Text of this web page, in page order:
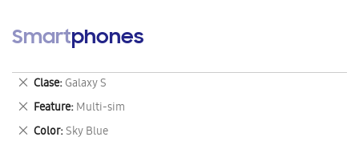
Smartphones
Clase Galaxy S
Eliminar
este
artículo
Feature Multi-sim
Eliminar
este
Color Sky Blue
Eliminar